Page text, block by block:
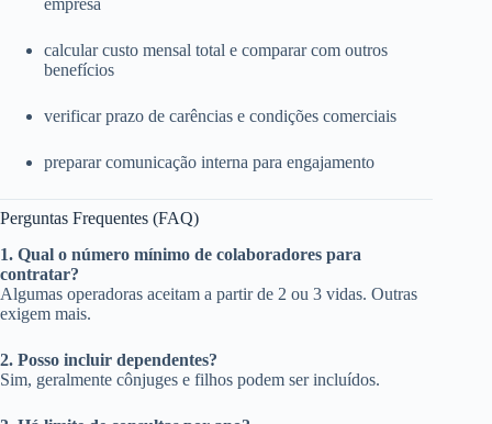
empresa
calcular custo mensal total e comparar com outros
benefícios
verificar prazo de carências e condições comerciais
preparar comunicação interna para engajamento
Perguntas Frequentes (FAQ)
1. Qual o número mínimo de colaboradores para
contratar?
Algumas operadoras aceitam a partir de 2 ou 3 vidas. Outras
exigem mais.
2. Posso incluir dependentes?
Sim, geralmente cônjuges e filhos podem ser incluídos.